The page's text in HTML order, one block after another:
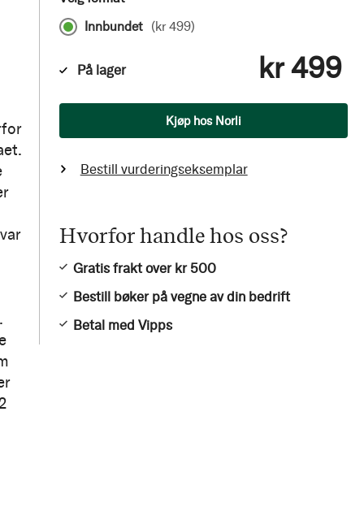
Innbundet (kr 499)
På lager kr 499
Kjøp hos Norli
Bestill vurderingseksemplar
Hvorfor handle hos oss?
Gratis frakt over kr 500
Bestill bøker på vegne av din bedrift
Betal med Vipps